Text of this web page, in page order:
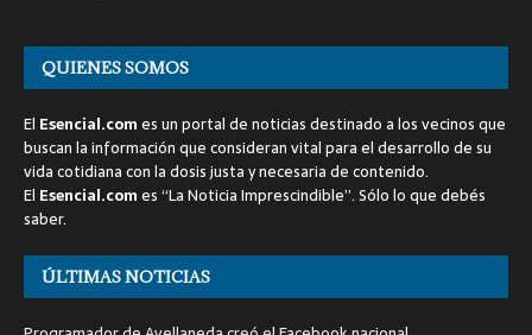
QUIENES SOMOS
El Esencial.comes un portal de noticias destinado a los vecinos que
buscan la información que consideran vital para el desarrollo de su
vida cotidiana con la dosis justa y necesaria de contenido.
El Esencial.comes “La Noticia Imprescindible”. Sólo lo que debés
saber.
ÚLTIMAS NOTICIAS